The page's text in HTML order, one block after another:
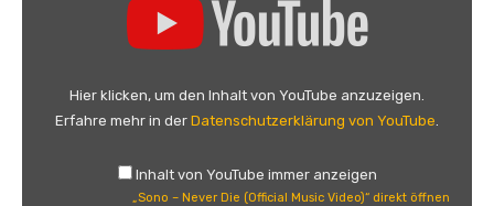
Hier klicken, um den Inhalt von YouTube anzuzeigen.
Erfahre mehr in der Datenschutzerklärung von YouTube
Inhalt von YouTube immer anzeigen
„Sono – Never Die (Official Music Video)“ direkt öffnen